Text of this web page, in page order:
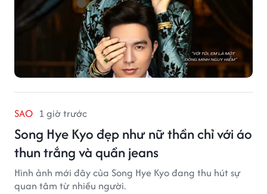
SAO 1 giờ trước
Song Hye Kyo đẹp như nữ thần chỉ với áo
thun trắng và quần jeans
Hình ảnh mới đây của Song Hye Kyo đang thu hút sự
quan tâm từ nhiều người.